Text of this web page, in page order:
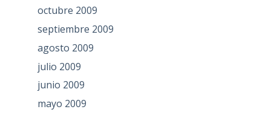
octubre 2009
septiembre 2009
agosto 2009
julio 2009
junio 2009
mayo 2009